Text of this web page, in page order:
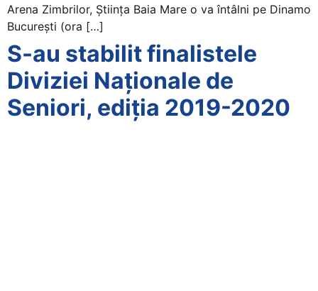
Arena Zimbrilor, Știința Baia Mare o va întâlni pe Dinamo
București (ora […]
S-au stabilit finalistele
Diviziei Naționale de
Seniori, ediția 2019-2020